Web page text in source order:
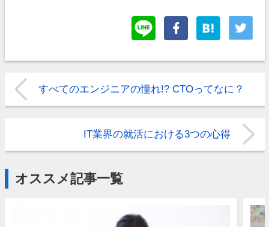
すべてのエンジニアの憧れ!? CTOってなに？
IT業界の就活における3つの心得
オススメ記事一覧